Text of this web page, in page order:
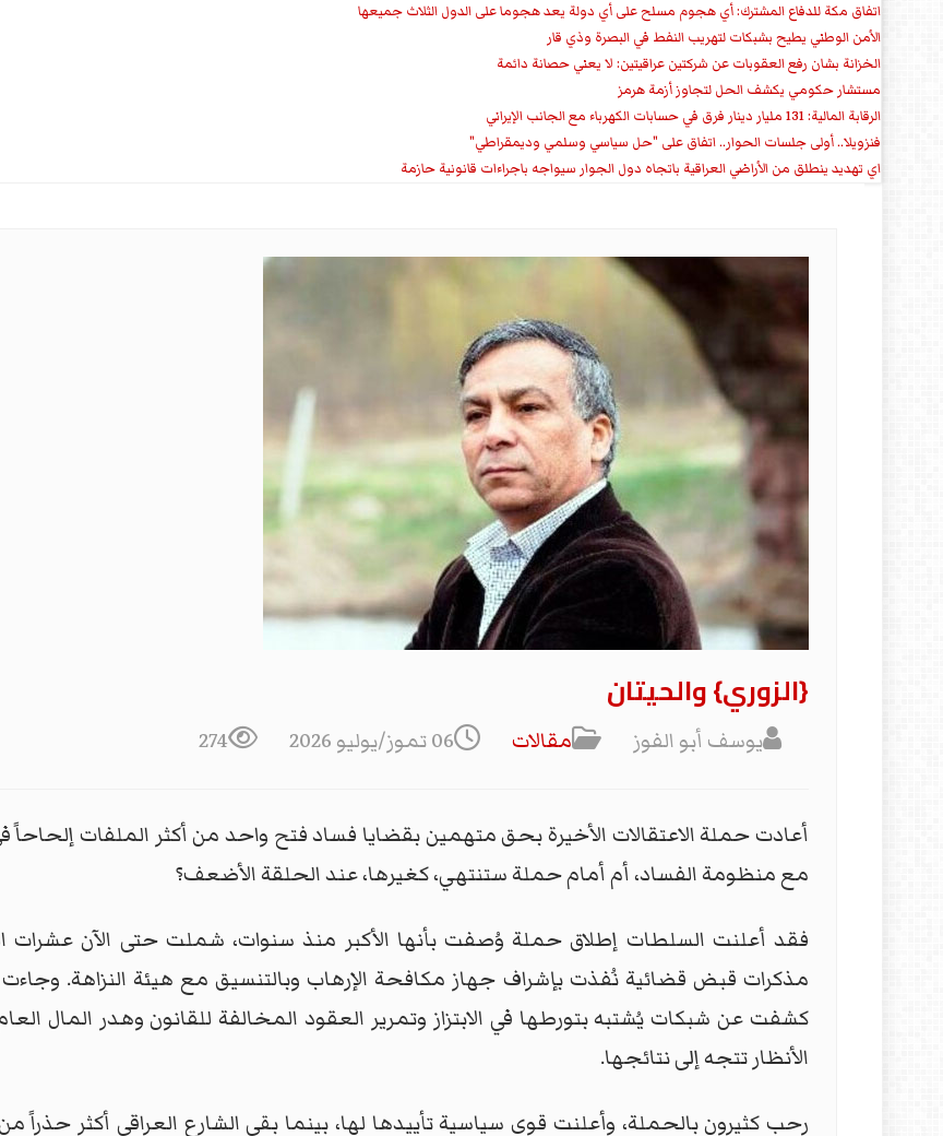
‏اتفاق مكة للدفاع المشترك: أي هجوم مسلح على أي دولة يعد هجوما على الدول الثلاث جميعها
الأمن الوطني يطيح بشبكات لتهريب النفط في البصرة وذي قار
الخزانة بشان رفع العقوبات عن شركتين عراقيتين: لا يعني حصانة دائمة
مستشار حكومي يكشف الحل لتجاوز أزمة هرمز
الرقابة المالية: 131 مليار دينار فرق في حسابات الكهرباء مع الجانب الإيراني
فنزويلا.. أولى جلسات الحوار.. اتفاق على "حل سياسي وسلمي وديمقراطي"
اي تهديد ينطلق من الأراضي العراقية باتجاه دول الجوار سيواجه باجراءات قانونية حازمة
{الزوري} والحيتان
يوسف أبو الفوز مقالات 06 تموز/يوليو 2026 274
أعادت حملة الاعتقالات الأخيرة بحق متهمين بقضايا فساد فتح واحد من أكثر الملفات
مع منظومة الفساد، أم أمام حملة ستنتهي، كغيرها، عند الحلقة الأضعف؟
فقد أعلنت السلطات إطلاق حملة وُصفت بأنها الأكبر منذ سنوات، شملت حتى الآن عشرات
مذكرات قبض قضائية نُفذت بإشراف جهاز مكافحة الإرهاب وبالتنسيق مع هيئة النزاهة.
كشفت عن شبكات يُشتبه بتورطها في الابتزاز وتمرير العقود المخالفة للقانون وهدر المال
الأنظار تتجه إلى نتائجها.
رحب كثيرون بالحملة، وأعلنت قوى سياسية تأييدها لها، بينما بقي الشارع العراقي أكثر حذراً